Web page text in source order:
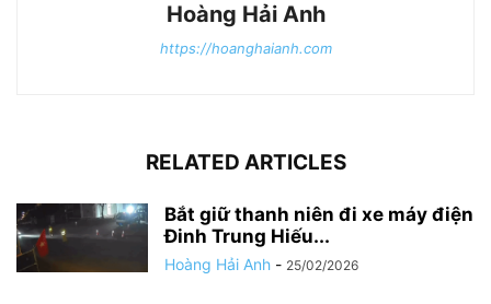
Hoàng Hải Anh
https://hoanghaianh.com
RELATED ARTICLES
Bắt giữ thanh niên đi xe máy điện
Đinh Trung Hiếu...
Hoàng Hải Anh - 25/02/2026